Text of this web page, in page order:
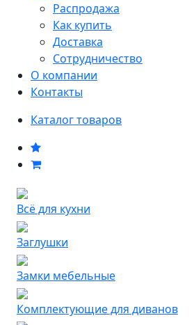
Распродажа
Как купить
Доставка
Сотрудничество
О компании
Контакты
Каталог товаров
Всё для кухни
Заглушки
Замки мебельные
Комплектующие для диванов